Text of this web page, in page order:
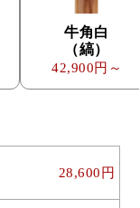
牛角白
（縞）
42,900円～
28,600円